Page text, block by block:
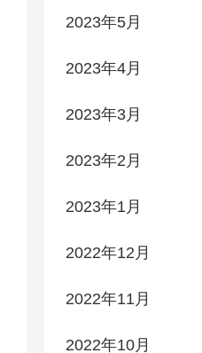
2023年5月
2023年4月
2023年3月
2023年2月
2023年1月
2022年12月
2022年11月
2022年10月